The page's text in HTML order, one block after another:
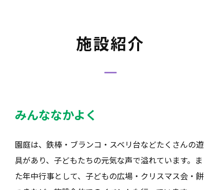
施設紹介
みんななかよく
園庭は、鉄棒・ブランコ・スベリ台などたくさんの遊
具があり、子どもたちの元気な声で溢れています。ま
た年中行事として、子どもの広場・クリスマス会・餅